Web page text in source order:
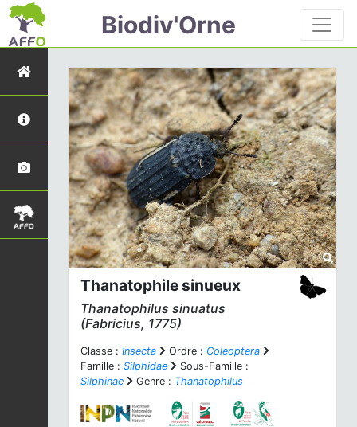
Biodiv'Orne
Thanatophile sinueux
Thanatophilus sinuatus
(Fabricius, 1775)
Classe : Insecta Ordre : Coleoptera
Famille : Silphidae
Sous-Famille :
Silphinae
Genre : Thanatophilus